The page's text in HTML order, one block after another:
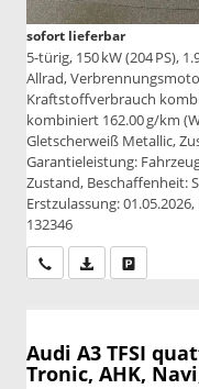
sofort lieferbar
5-türig, 150 kW (204 PS),
Allrad,
Kraftstoffverbrauch
kombiniert 162.00 g/km
Gletscherweiß Metallic,
Garantieleistung:
Zustand, Beschaffenheit:
Erstzulassung:
132346
Wir rufen Sie an
PDF-Datei,
Audi A3 TFSI
Tronic, AHK,